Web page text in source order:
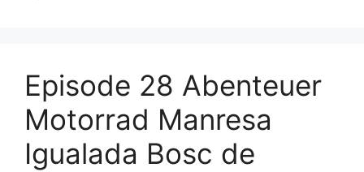
Episode 28 Abenteuer
Motorrad Manresa
Igualada Bosc de